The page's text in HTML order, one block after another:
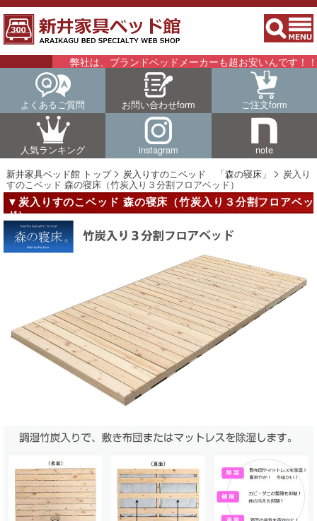
弊社は、ブランドベッドメーカーも超お安いんです！！詳細
よくあるご質問 お問い合わせform ご注文form
人気ランキング instagram
note
新井家具ベッド館 トップ
炭入りすのこベッド 「森の寝床」 炭入り
すのこベッド 森の寝床（竹炭入り３分割フロアベッド）
▼炭入りすのこベッド 森の寝床（竹炭入り３分割フロアベッ
ド）